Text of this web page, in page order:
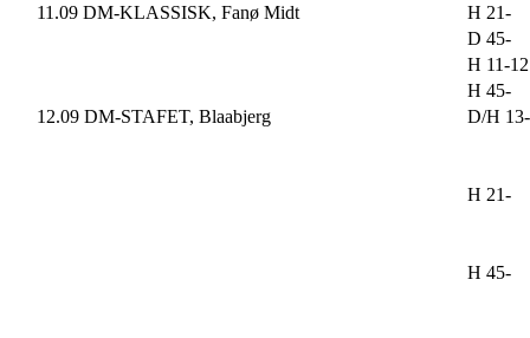
11.09 DM-KLASSISK, Fanø Midt
H 21-
D 45-
H 11-12
H 45-
12.09 DM-STAFET, Blaabjerg
D/H
H 21-
H 45-